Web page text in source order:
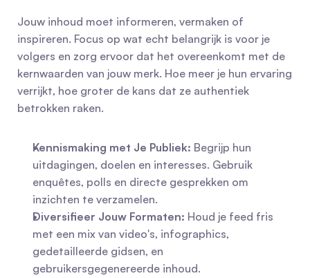
Jouw inhoud moet informeren, vermaken of
inspireren. Focus op wat echt belangrijk is voor je
volgers en zorg ervoor dat het overeenkomt met de
kernwaarden van jouw merk. Hoe meer je hun ervaring
verrijkt, hoe groter de kans dat ze authentiek
betrokken raken.
Kennismaking met Je Publiek: Begrijp hun
uitdagingen, doelen en interesses. Gebruik
enquêtes, polls en directe gesprekken om
inzichten te verzamelen.
Diversifieer Jouw Formaten: Houd je feed fris
met een mix van video's, infographics,
gedetailleerde gidsen, en
gebruikersgegenereerde inhoud.